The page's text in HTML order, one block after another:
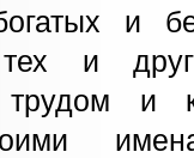
и
и
и